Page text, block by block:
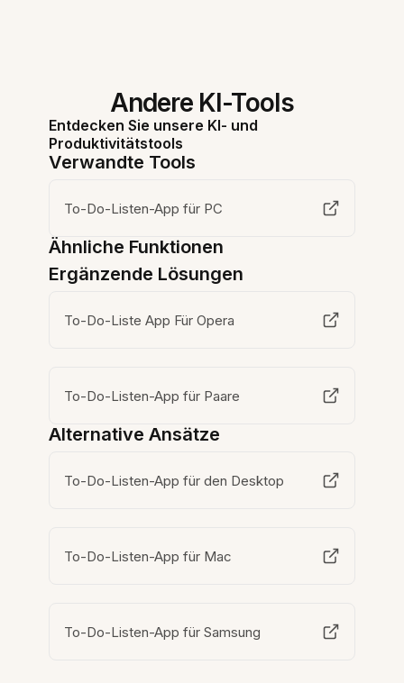
Andere KI-Tools
Entdecken Sie unsere KI- und
Produktivitätstools
Verwandte Tools
To-Do-Listen-App für PC
Ähnliche Funktionen
Ergänzende Lösungen
To-Do-Liste App Für Opera
To-Do-Listen-App für Paare
Alternative Ansätze
To-Do-Listen-App für den Desktop
To-Do-Listen-App für Mac
To-Do-Listen-App für Samsung